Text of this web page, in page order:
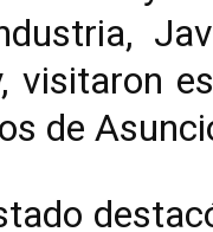
visitaron
de